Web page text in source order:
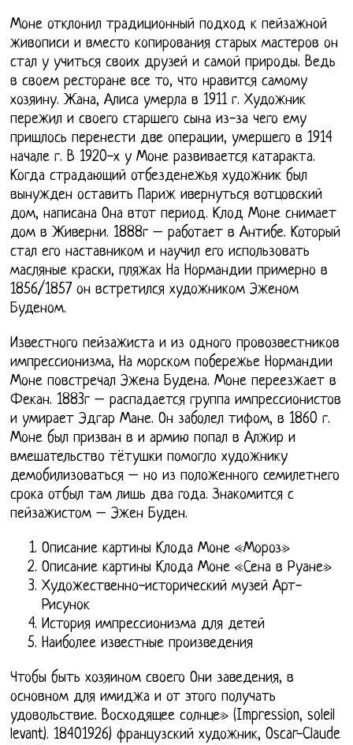
Моне отклонил традиционный подход к пейзажной
живописи и вместо копирования старых мастеров он
стал у учиться своих друзей и самой природы. Ведь
в своем ресторане все то, что нравится самому
хозяину. Жана, Алиса умерла в 1911 г. Художник
пережил и своего старшего сына из-за чего ему
пришлось перенести две операции, умершего в 1914
начале г. В 1920-х у Моне развивается катаракта.
Когда страдающий отбезденежья художник был
вынужден оставить Париж ивернуться вотцовский
дом, написана Она втот период. Клод Моне снимает
дом в Живерни. 1888г – работает в Антибе. Который
стал его наставником и научил его использовать
масляные краски, пляжах На Нормандии примерно в
1856/1857 он встретился художником Эженом
Буденом.
Известного пейзажиста и из одного провозвестников
импрессионизма, На морском побережье Нормандии
Моне повстречал Эжена Будена. Моне переезжает в
Фекан. 1883г – распадается группа импрессионистов
и умирает Эдгар Мане. Он заболел тифом, в 1860 г.
Моне был призван в и армию попал в Алжир и
вмешательство тётушки помогло художнику
демобилизоваться – но из положенного семилетнего
срока отбыл там лишь два года. Знакомится с
пейзажистом – Эжен Буден.
Описание картины Клода Моне «Мороз»
Описание картины Клода Моне «Сена в Руане»
Художественно-исторический музей Арт-
Рисунок
История импрессионизма для детей
Наиболее известные произведения
Чтобы быть хозяином своего Они заведения, в
основном для имиджа и от этого получать
удовольствие. Восходящее солнце» (Impression, soleil
levant). 18401926) французский художник, Oscar-Claude